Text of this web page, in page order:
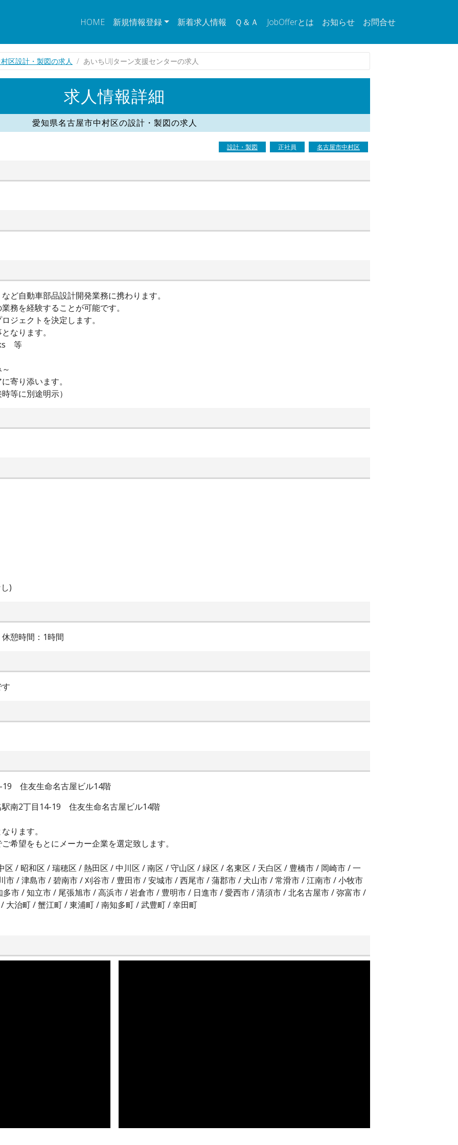
HOME 新規情報登録 新着求人情報 Ｑ＆Ａ JobOfferとは お知らせ お問合せ
区設計・製図の求人 あいちUIJターン支援センターの求人
求人情報詳細
愛知県名古屋市中村区の設計・製図の求人
設計・製図 正社員 名古屋市中村区
ど自動車部品設計開発業務に携わります。
務を経験することが可能です。
ジェクトを決定します。
なります。
等
寄り添います。
等に別途明示）
)
憩時間：1時間
19 住友生命名古屋ビル14階
南2丁目14-19 住友生命名古屋ビル14階
ります。
希望をもとにメーカー企業を選定致します。
/ 昭和区 / 瑞穂区 / 熱田区 / 中川区 / 南区 / 守山区 / 緑区 / 名東区 / 天白区 / 豊橋市 / 岡崎市 / 一
市 / 津島市 / 碧南市 / 刈谷市 / 豊田市 / 安城市 / 西尾市 / 蒲郡市 / 犬山市 / 常滑市 / 江南市 / 小牧市
市 / 知立市 / 尾張旭市 / 高浜市 / 岩倉市 / 豊明市 / 日進市 / 愛西市 / 清須市 / 北名古屋市 / 弥富市 /
大治町 / 蟹江町 / 東浦町 / 南知多町 / 武豊町 / 幸田町